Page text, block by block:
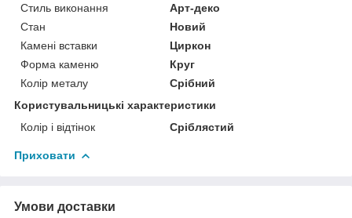
Стиль виконання
Арт-деко
Стан
Новий
Камені вставки
Циркон
Форма каменю
Круг
Колір металу
Срібний
Користувальницькі характеристики
Колір і відтінок
Сріблястий
Приховати
Умови доставки